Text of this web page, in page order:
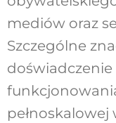
mediów oraz
Szczególne
pełnoskalowej